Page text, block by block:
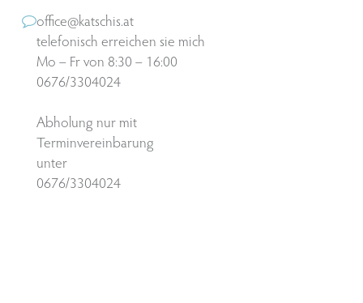
office@katschis.at
telefonisch erreichen sie mich
Mo – Fr von 8:30 – 16:00
0676/3304024
Abholung nur mit
Terminvereinbarung
unter
0676/3304024